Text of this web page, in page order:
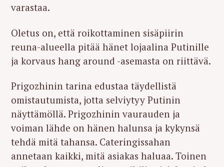
varastaa.
Oletus on, että roikottaminen sisäpiirin
reuna-alueella pitää hänet lojaalina Putinille
ja korvaus hang around -asemasta on riittävä.
Prigozhinin tarina edustaa täydellistä
omistautumista, jotta selviytyy Putinin
näyttämöllä. Prigozhinin vaurauden ja
voiman lähde on hänen halunsa ja kykynsä
tehdä mitä tahansa. Cateringissahan
annetaan kaikki, mitä asiakas haluaa. Toinen